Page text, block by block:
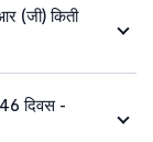
(जी) किती
दिवस -